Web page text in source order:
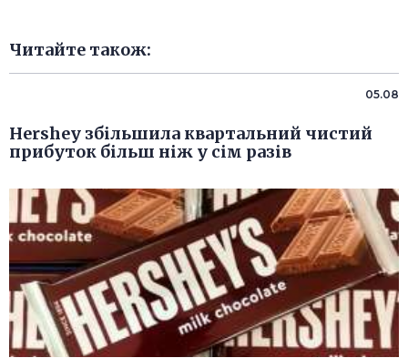
Читайте також:
05.08
Hershey збільшила квартальний чистий
прибуток більш ніж у сім разів